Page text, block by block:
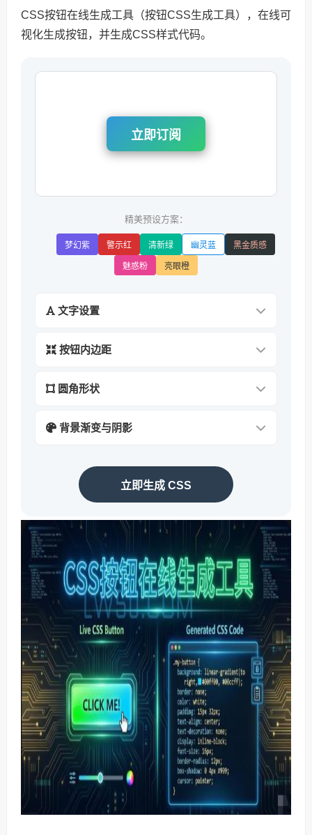
CSS按钮在线生成工具（按钮CSS生成工具）
，在线可
视化生成按钮，并生成CSS样式代码。
立即订阅
精美预设方案：
梦幻紫 警示红 清新绿 幽灵蓝 黑金质感
魅惑粉 亮眼橙
文字设置
按钮内边距
圆角形状
背景渐变与阴影
立即生成 CSS